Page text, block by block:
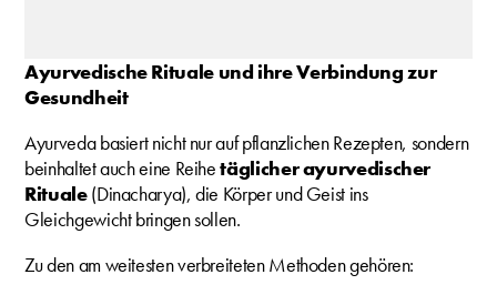
Ayurvedische Rituale und ihre Verbindung zur
Gesundheit
Ayurveda basiert nicht nur auf pflanzlichen Rezepten, sondern
beinhaltet auch eine Reihetäglicher ayurvedischer
Rituale(Dinacharya), die Körper und Geist ins
Gleichgewicht bringen sollen.
Zu den am weitesten verbreiteten Methoden gehören: